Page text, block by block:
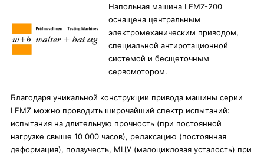
Напольная машина LFMZ-200
оснащена центральным
электромеханическим приводом,
специальной антиротационной
системой и бесщеточным
сервомотором.
Благодаря уникальной конструкции привода машины серии
LFMZ можно проводить широчайший спектр испытаний:
испытания на длительную прочность (при постоянной
нагрузке свыше 10 000 часов), релаксацию (постоянная
деформация), ползучесть, МЦУ (малоцикловая усталость) при